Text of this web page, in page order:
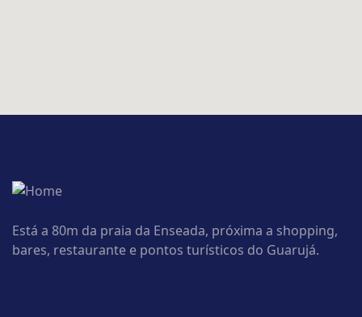
Está a 80m da praia da Enseada, próxima a shopping,
bares, restaurante e pontos turísticos do Guarujá.